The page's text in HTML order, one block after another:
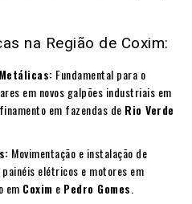
na Região de Coxim:
Fundamental para o
em novos galpões industriais em
em fazendas de Rio Verde
Movimentação e instalação de
elétricos e motores em
em Coxim e Pedro Gomes